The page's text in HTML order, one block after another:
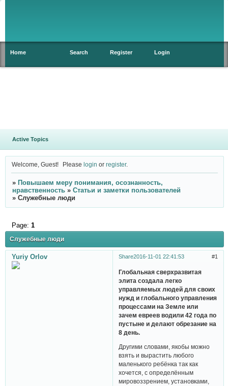
Home Search Register Login
Active Topics
Welcome, Guest! Pleaselogin orregister.
» Повышаем меру понимания, осознанность,
нравственность » Статьи и заметки пользователей
» Служебные люди
Служебные люди
Page: 1
Share 1
2016-11-01 22:41:53
Yuriy Orlov
Глобальная сверхразвитая
элита создала легко
управляемых людей для своих
нужд и глобального управления
процессами на Земле или
зачем евреев водили 42 года по
пустыне и делают обрезание на
8 день.
Другими словами, якобы можно
взять и вырастить любого
маленького ребёнка так как
хочется, с определённым
мировоззрением, установками,